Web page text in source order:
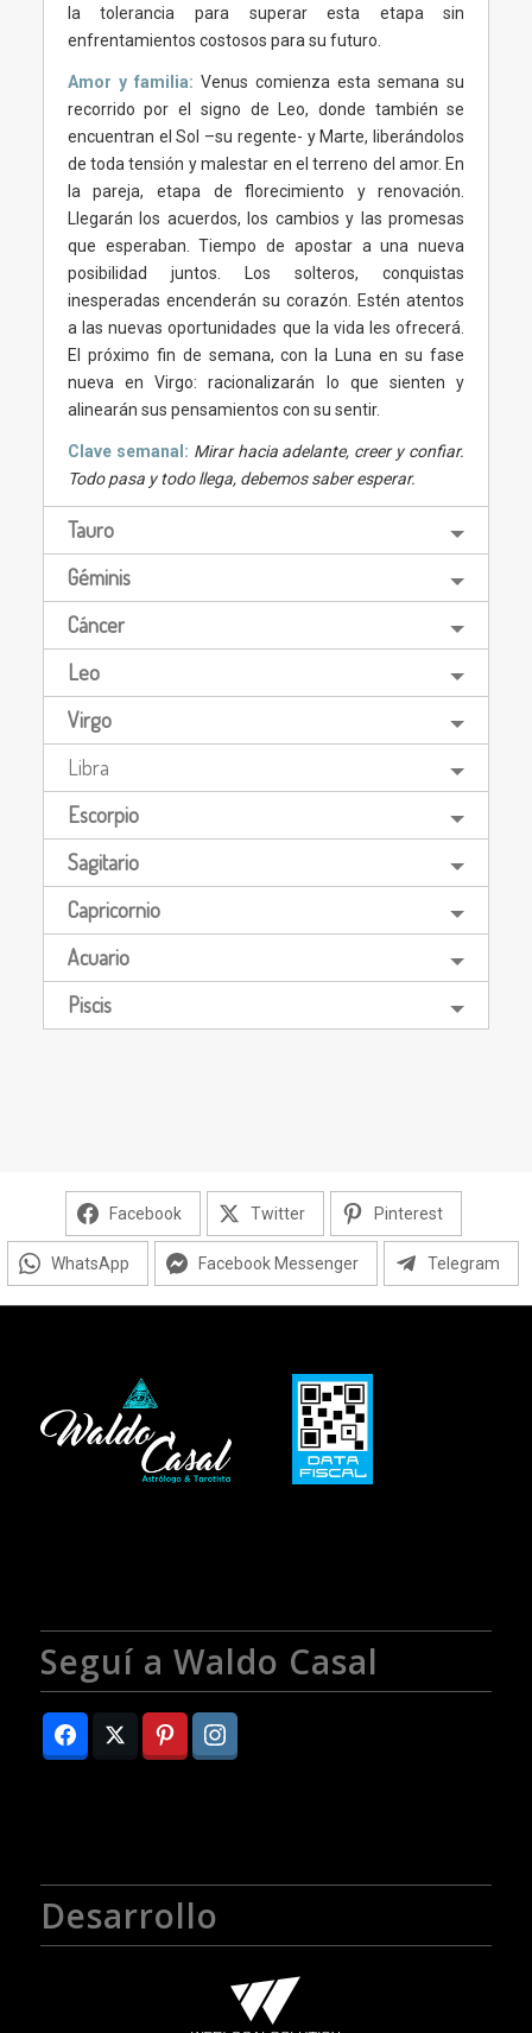
la tolerancia para superar esta etapa sin
enfrentamientos costosos para su futuro.
Amor y familia: Venus comienza esta semana su
recorrido por el signo de Leo, donde también se
encuentran el Sol –su regente- y Marte, liberándolos
de toda tensión y malestar en el terreno del amor. En
la pareja, etapa de florecimiento y renovación.
Llegarán los acuerdos, los cambios y las promesas
que esperaban. Tiempo de apostar a una nueva
posibilidad juntos. Los solteros, conquistas
inesperadas encenderán su corazón. Estén atentos
a las nuevas oportunidades que la vida les ofrecerá.
El próximo fin de semana, con la Luna en su fase
nueva en Virgo: racionalizarán lo que sienten y
alinearán sus pensamientos con su sentir.
Clave semanal: Mirar hacia adelante, creer y confiar.
Todo pasa y todo llega, debemos saber esperar.
Tauro
Géminis
Cáncer
Leo
Virgo
Libra
Escorpio
Sagitario
Capricornio
Acuario
Piscis
Facebook Twitter Pinterest
WhatsApp Facebook Messenger Telegram
Seguí a Waldo Casal
Desarrollo